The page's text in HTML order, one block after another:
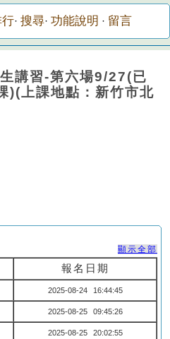
· 搜尋· 功能說明 · 留言
講習-第六場9/27(已
)(上課地點：新竹市北
顯示全部
報名日期
2025-08-24 16:44:45
2025-08-25 09:45:26
2025-08-25 20:02:55